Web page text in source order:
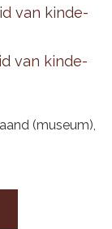
van kin­de­
van kin­de­
(museum),